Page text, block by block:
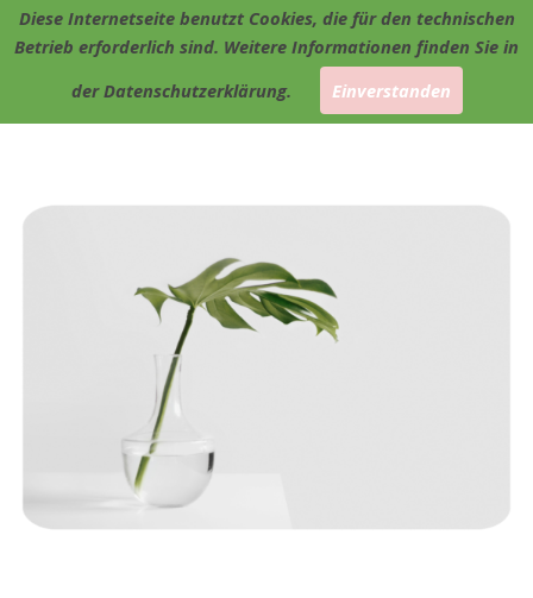
Diese Internetseite benutzt Cookies, die für den technischen
Betrieb erforderlich sind. Weitere Informationen finden Sie in
der Datenschutzerklärung.
Einverstanden